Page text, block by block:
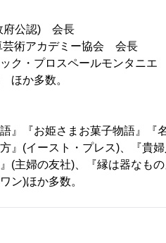
府公認) 会長
芸術アカデミー協会 会長
ク・プロスペールモンタニ
か多数。
』『お姫さまお菓子物語』
』(イースト・プレス)、『貴
(主婦の友社)、『縁は器なも
ン)ほか多数。